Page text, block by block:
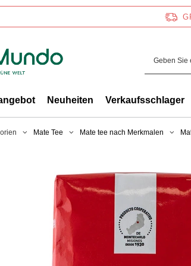
Neuheiten Verkaufsschlager
Mate Tee Mate tee nach Merkmalen